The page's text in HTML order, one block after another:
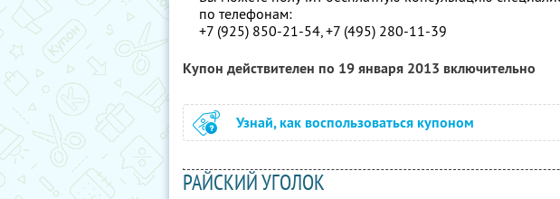
по телефонам:
+7 (925) 850-21-54, +7 (495) 280-11-39
Купон действителен по 19 января 2013 включительно
Узнай, как воспользоваться купоном
РАЙСКИЙ УГОЛОК